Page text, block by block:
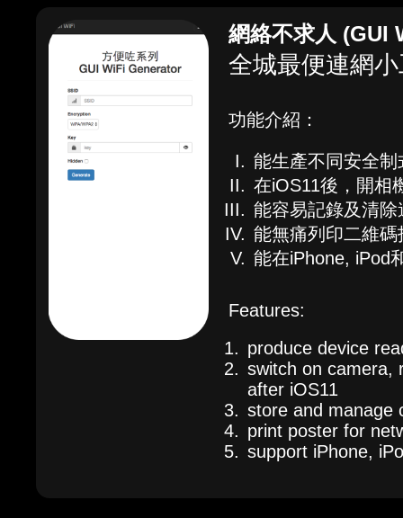
網絡不求人 (GUI
全城最便連網
功能介紹：
能生產不同安全
在iOS11後，開相
能容易記錄及清
能無痛列印二維
能在iPhone, iPod
Features:
produce device
switch on camera,
after iOS11
store and manage
print poster for
support iPhone,